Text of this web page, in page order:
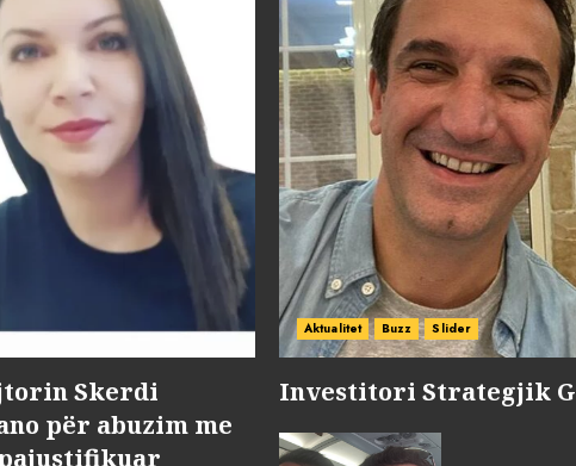
Skerdi
për abuzim me
Aktualitet Buzz Slider
Investitori Strategjik